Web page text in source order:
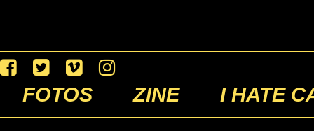
FOTOS ZINE I HATE